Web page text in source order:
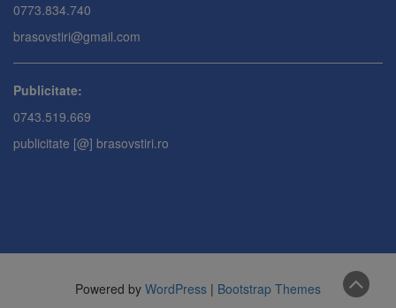
0773.834.740
brasovstiri@gmail.com
Publicitate:
0743.519.669
publicitate [@] brasovstiri.ro
Powered by WordPress | Bootstrap Themes